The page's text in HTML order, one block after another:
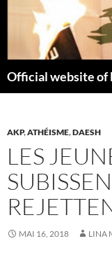
contenu
Official website of
AKP,ATHÉISME,DAESH
LES
MAI 16, 2018 LINA